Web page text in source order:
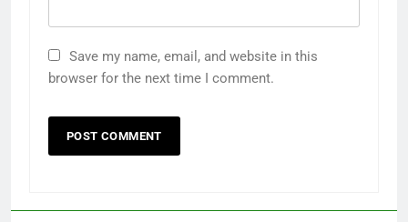
Save my name, email, and website in this
browser for the next time I comment.